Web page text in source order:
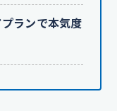
ランで本気度